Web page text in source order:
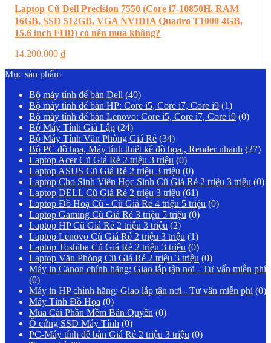
Laptop Cũ Dell Precision 7550 (Core i7-10850H, RAM
16GB, SSD 512GB, VGA NVIDIA Quadro T1000 4GB,
15.6 inch FHD) có nên mua không?
14.200.000 ₫
Mục sản phẩm
Bộ máy tính để bàn Dell (40)
Bộ máy tính để bàn HP: Core i5, Core i7, Core i9 (1)
Bộ máy tính để bàn Lenovo: Core i5, Core i7, Core i9 (0)
Bộ Máy Tính Giả Lập (24)
Bộ Máy Tính Văn Phòng Giá Rẻ (34)
Bộ PC đồ họa, Máy tính thiết kế đồ họa , Render nhanh (27)
Laptop Acer Cũ Giá Rẻ 2 triệu 3 triệu (0)
Laptop ASUS Cũ Giá Rẻ 2 triệu 3 triệu (0)
Laptop Cho Sinh Viên Học Sinh Cũ Giá Rẻ 2 triệu 3 triệu (0)
Laptop DELL Cũ Giá Rẻ 2 triệu 3 triệu (61)
Laptop Đồ Hoạ Cũ - Cũ Giá Rẻ 4 triệu 5 triệu (0)
Laptop Gaming Cũ Giá Rẻ 3 triệu 5 triệu (0)
Laptop HP Cũ Giá Rẻ 2 triệu 3 triệu (2)
Laptop Lenovo Cũ Giá Rẻ 2 triệu 3 triệu (1)
Laptop Toshiba Cũ Giá Rẻ 2 triệu 3 triệu (0)
Laptop Văn Phòng Cũ Giá Rẻ 2 triệu 3 triệu (0)
Máy in Canon chính hãng: Giao lắp tận nơi - Tư vấn miễn phí
(0)
Máy in HP chính hãng: Giao lắp tận nơi - Tư vấn miễn phí (0)
Máy Tính Đồ Họa (0)
Mua Cài Phần Mềm Bản Quyền (0)
Ổ cứng SSD Máy Tính (0)
PC-Máy tính để bàn Giá Rẻ 2 triệu 3 triệu (0)